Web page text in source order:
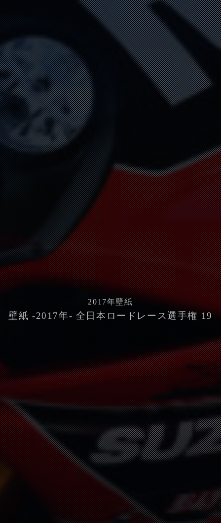
2017年壁紙
壁紙 -2017年- 全日本ロードレース選手権 19